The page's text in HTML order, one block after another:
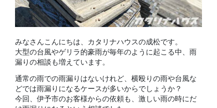
みなさんこんにちは、カタリナハウスの成松です。
大型の台風やゲリラ的豪雨が毎年のように起こる中、雨
漏りの相談も増えています。
通常の雨での雨漏りはないけれど、横殴りの雨や台風な
どでは雨漏りになるケースが多いからでしょうか？
今回、伊予市のお客様からの依頼も、激しい雨の時にだ